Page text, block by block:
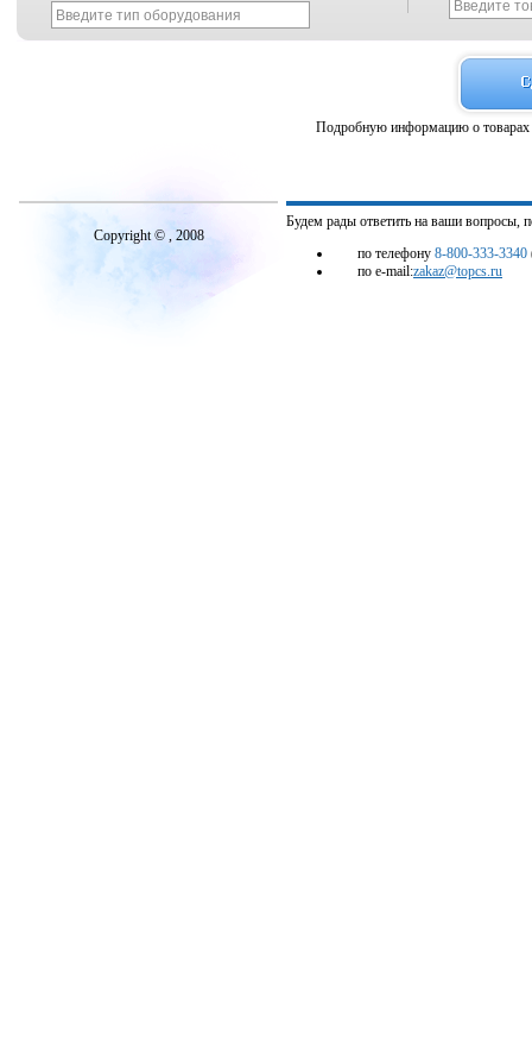
Подробную информацию о товарах
Copyright © , 2008
Будем рады ответить на ваши вопросы,
по телефону 8-800-333-3340
по e-mail:zakaz@topcs.ru